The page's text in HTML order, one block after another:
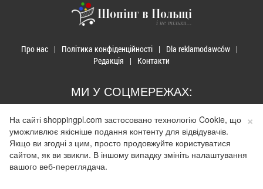
Шопінг в Польщі
і не тільки...
Про нас Політика конфіденційності
Dla reklamodawców
Редакція
Контакти
МИ У СОЦМЕРЕЖАХ:
© 2026 Закупи в Польщі. Developed byRealnet.cf.Depositphotos
Використання матеріалів допускається лише за наявності активного
гіперпосилання на сайт
×
На сайті shoppingpl.com застосовано технологію Cookie, що
уможливлює якісніше подання контенту для відвідувачів.
Якщо ви згодні з цим, просто продовжуйте користуватися
сайтом, як ви звикли. В іншому випадку змініть налаштування
вашого веб-переглядача.